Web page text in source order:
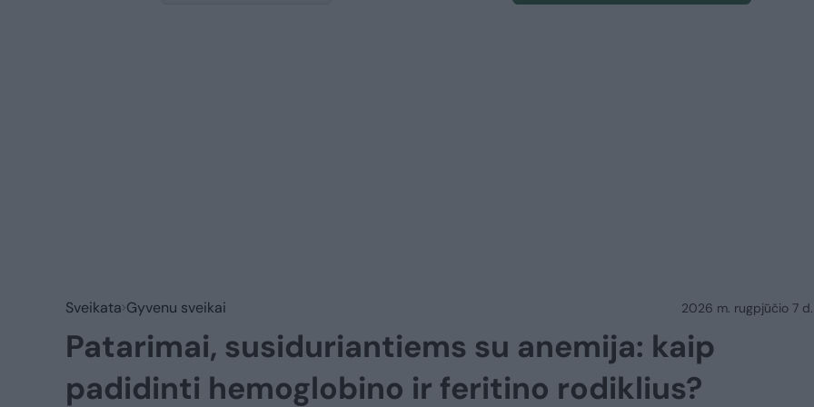
Sveikata Gyvenu sveikai 2026 m. rugpjūčio 7 d.
Patarimai, susiduriantiems su anemija: kaip
padidinti hemoglobino ir feritino rodiklius?